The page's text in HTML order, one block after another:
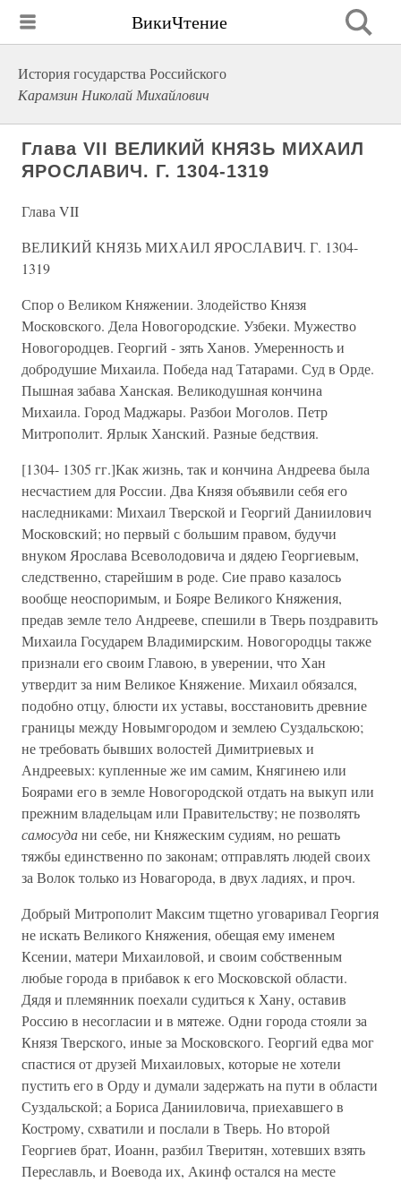
ВикиЧтение
История государства Российского
Карамзин Николай Михайлович
Глава VII ВЕЛИКИЙ КНЯЗЬ МИХАИЛ
ЯРОСЛАВИЧ. Г. 1304-1319
Глава VII
ВЕЛИКИЙ КНЯЗЬ МИХАИЛ ЯРОСЛАВИЧ. Г. 1304-
1319
Спор о Великом Княжении. Злодейство Князя
Московского. Дела Новогородские. Узбеки. Мужество
Новогородцев. Георгий - зять Ханов. Умеренность и
добродушие Михаила. Победа над Татарами. Суд в Орде.
Пышная забава Ханская. Великодушная кончина
Михаила. Город Маджары. Разбои Моголов. Петр
Митрополит. Ярлык Ханский. Разные бедствия.
[1304- 1305 гг.]Как жизнь, так и кончина Андреева была
несчастием для России. Два Князя объявили себя его
наследниками: Михаил Тверской и Георгий Даниилович
Московский; но первый с большим правом, будучи
внуком Ярослава Всеволодовича и дядею Георгиевым,
следственно, старейшим в роде. Сие право казалось
вообще неоспоримым, и Бояре Великого Княжения,
предав земле тело Андрееве, спешили в Тверь поздравить
Михаила Государем Владимирским. Новогородцы также
признали его своим Главою, в уверении, что Хан
утвердит за ним Великое Княжение. Михаил обязался,
подобно отцу, блюсти их уставы, восстановить древние
границы между Новымгородом и землею Суздальскою;
не требовать бывших волостей Димитриевых и
Андреевых: купленные же им самим, Княгинею или
Боярами его в земле Новогородской отдать на выкуп или
прежним владельцам или Правительству; не позволять
самосудани себе, ни Княжеским судиям, но решать
тяжбы единственно по законам; отправлять людей своих
за Волок только из Новагорода, в двух ладиях, и проч.
Добрый Митрополит Максим тщетно уговаривал Георгия
не искать Великого Княжения, обещая ему именем
Ксении, матери Михаиловой, и своим собственным
любые города в прибавок к его Московской области.
Дядя и племянник поехали судиться к Хану, оставив
Россию в несогласии и в мятеже. Одни города стояли за
Князя Тверского, иные за Московского. Георгий едва мог
спастися от друзей Михаиловых, которые не хотели
пустить его в Орду и думали задержать на пути в области
Суздальской; а Бориса Данииловича, приехавшего в
Кострому, схватили и послали в Тверь. Но второй
Георгиев брат, Иоанн, разбил Тверитян, хотевших взять
Переславль, и Воевода их, Акинф остался на месте